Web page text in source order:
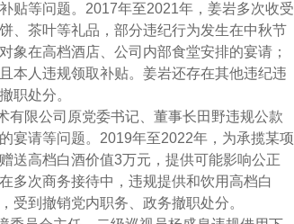
贴等问题。2017年至2021年，姜岩多次收受
、茶叶等礼品，部分违纪行为发生在中秋节
象在高档酒店、公司内部食堂安排的宴请；
本人违规领取补贴。姜岩还存在其他违纪违
职处分。
限公司原党委书记、董事长田野违规公款
宴请等问题。2019年至2022年，为承揽某项
送高档白酒价值3万元，提供可能影响公正
多次商务接待中，违规提供和饮用高档白
受到撤销党内职务、政务撤职处分。